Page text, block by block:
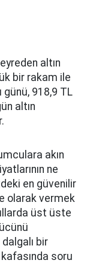
altın
bir rakam ile
günü, 918,9 TL
altın
akın
ne
en güvenilir
olarak vermek
üst üste
bir
kafasında soru